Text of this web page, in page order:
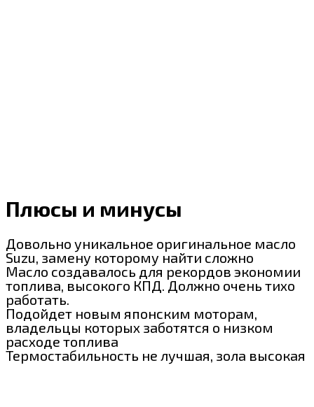
Плюсы и минусы
Довольно уникальное оригинальное масло
Suzu, замену которому найти сложно
Масло создавалось для рекордов экономии
топлива, высокого КПД. Должно очень тихо
работать.
Подойдет новым японским моторам,
владельцы которых заботятся о низком
расходе топлива
Термостабильность не лучшая, зола высокая